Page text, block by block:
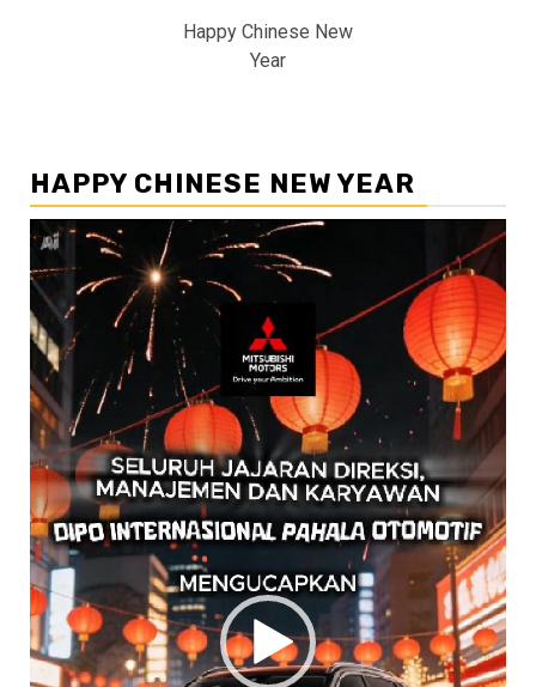
Happy Chinese New
Year
HAPPY CHINESE NEW YEAR
Pemutar